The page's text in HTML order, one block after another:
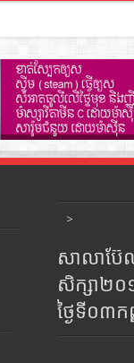
>
សាលាប៊ែ
សិក្សា២
ថ្ងៃទី០៣